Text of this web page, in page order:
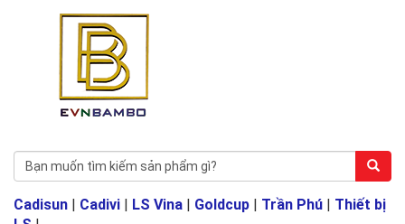
Cadisun | Cadivi | LS Vina | Goldcup | Trần Phú | Thiết bị